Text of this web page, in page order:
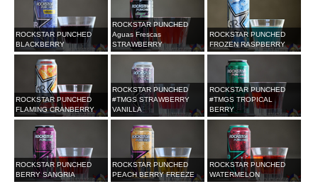
ROCKSTAR PUNCHED
BLACKBERRY
ROCKSTAR PUNCHED
Aguas Frescas
STRAWBERRY
ROCKSTAR PUNCHED
FROZEN RASPBERRY
ROCKSTAR PUNCHED
FLAMING CRANBERRY
ROCKSTAR PUNCHED
#TMGS STRAWBERRY
VANILLA
ROCKSTAR PUNCHED
#TMGS TROPICAL
BERRY
ROCKSTAR PUNCHED
BERRY SANGRIA
ROCKSTAR PUNCHED
PEACH BERRY FREEZE
ROCKSTAR PUNCHED
WATERMELON